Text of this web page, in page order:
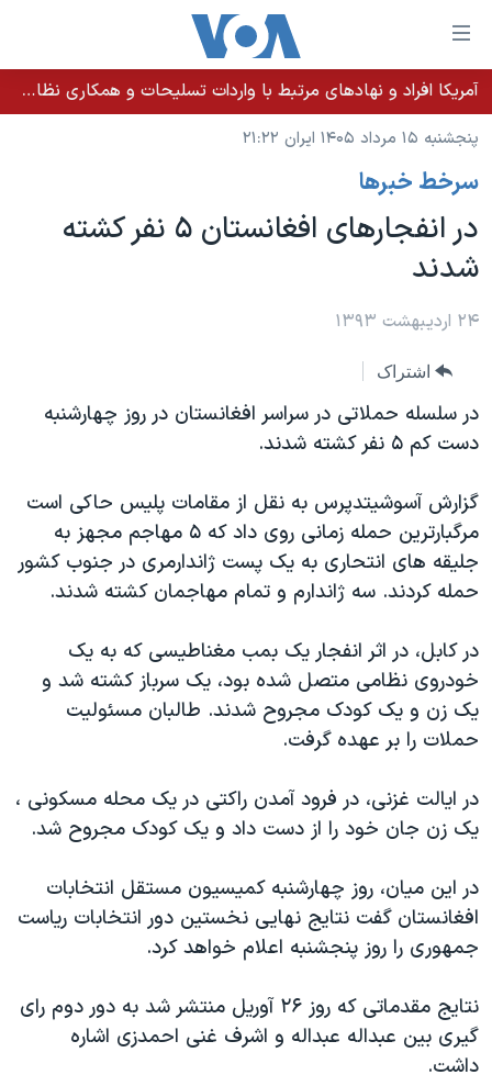
لینکهای
قابل
دسترسی
جهش
محتوای
اصلی
جهش
به
صفحه
جهش
جستجو
خانه
نسخه سبک وب‌سایت
موضوع ها
ایران
آمریکا
جهان
ویژه برنامه‌ها
فرهنگ و زندگی
حقوق شهروندی
اقتصادی
اسرائیل در جنگ
گالری عکس
آرشیو پخش زنده
برنامه های تلویزیونی
جدول برنامه ها
صفحه‌های ویژه
۲۵۰سالگی آمریکا
مستندها
انتخابات ریاست جمهوری آمریکا ۲۰۲۴
حمله جمهوری اسلامی به اسرائیل
ورزش زنان در ایران
اعتراضات زن، زندگی، آزادی
مجموعه مستندهای دادخواهی
تریبونال مردمی آبان ۹۸
دادگاه حمید نوری
قانون شفافیت دارائی کادر رهبری ایران
اعتراضات مردمی آبان ۹۸
نرگس محمدی برنده جایزه نوبل صلح
همایش محافظه‌کاران آمریکا «سی‌پک»
فرکانس‌های صدای آمریکا
یادگیری زبان انگلیسی
دنبال کنید
زبانهای مختلف
آمریکا افراد و نهادهای مرتبط با واردات تسلیحات و همکاری نظامی کوبا را تحریم کرد
پنجشنبه ۱۵ مرداد ۱۴۰۵ ایران ۲۱:۲۲
سرخط خبرها
در انفجارهای افغانستان ۵ نفر کشته
شدند
۲۴ اردیبهشت ۱۳۹۳
اشتراک
در سلسله حملاتی در سراسر افغانستان در روز چهارشنبه
دست کم ۵ نفر کشته شدند.
گزارش آسوشیتدپرس به نقل از مقامات پلیس حاکی است
مرگبارترین حمله زمانی روی داد که ۵ مهاجم مجهز به
جلیقه های انتحاری به یک پست ژاندارمری در جنوب کشور
حمله کردند. سه ژاندارم و تمام مهاجمان کشته شدند.
در کابل، در اثر انفجار یک بمب مغناطیسی که به یک
خودروی نظامی متصل شده بود، یک سرباز کشته شد و
یک زن و یک کودک مجروح شدند. طالبان مسئولیت
حملات را بر عهده گرفت.
در ایالت غزنی، در فرود آمدن راکتی در یک محله مسکونی ،
یک زن جان خود را از دست داد و یک کودک مجروح شد.
در این میان، روز چهارشنبه کمیسیون مستقل انتخابات
افغانستان گفت نتایج نهایی نخستین دور انتخابات ریاست
جمهوری را روز پنجشنبه اعلام خواهد کرد.
نتایج مقدماتی که روز ۲۶ آوریل منتشر شد به دور دوم رای
گیری بین عبداله عبداله و اشرف غنی احمدزی اشاره
داشت.